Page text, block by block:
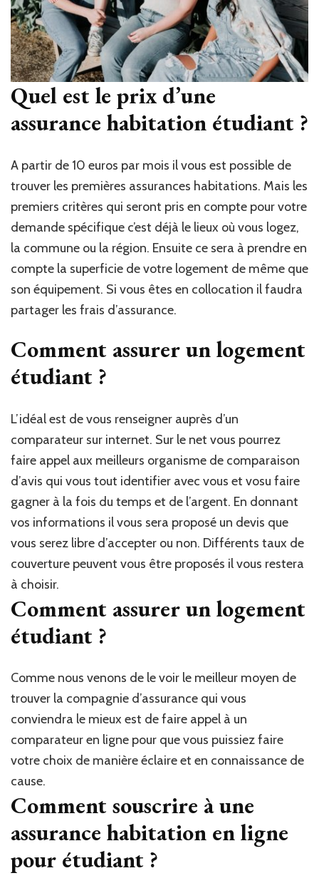
Quel est le prix d’une
assurance habitation étudiant ?
A partir de 10 euros par mois il vous est possible de
trouver les premières assurances habitations. Mais les
premiers critères qui seront pris en compte pour votre
demande spécifique c’est déjà le lieux où vous logez,
la commune ou la région. Ensuite ce sera à prendre en
compte la superficie de votre logement de même que
son équipement. Si vous êtes en collocation il faudra
partager les frais d’assurance.
Comment assurer un logement
étudiant ?
L’idéal est de vous renseigner auprès d’un
comparateur sur internet. Sur le net vous pourrez
faire appel aux meilleurs organisme de comparaison
d’avis qui vous tout identifier avec vous et vosu faire
gagner à la fois du temps et de l’argent. En donnant
vos informations il vous sera proposé un devis que
vous serez libre d’accepter ou non. Différents taux de
couverture peuvent vous être proposés il vous restera
à choisir.
Comment assurer un logement
étudiant ?
Comme nous venons de le voir le meilleur moyen de
trouver la compagnie d’assurance qui vous
conviendra le mieux est de faire appel à un
comparateur en ligne pour que vous puissiez faire
votre choix de manière éclaire et en connaissance de
cause.
Comment souscrire à une
assurance habitation en ligne
pour étudiant ?